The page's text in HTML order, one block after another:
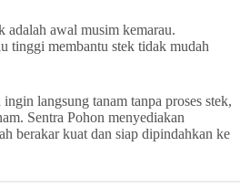
adalah awal musim kemarau.
tinggi membantu stek tidak mudah
langsung tanam tanpa proses stek,
Sentra Pohon menyediakan
berakar kuat dan siap dipindahkan ke